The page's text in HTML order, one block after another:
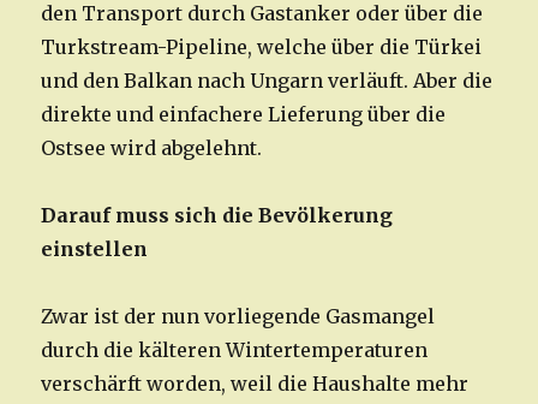
den Transport durch Gastanker oder über die
Turkstream-Pipeline, welche über die Türkei
und den Balkan nach Ungarn verläuft. Aber die
direkte und einfachere Lieferung über die
Ostsee wird abgelehnt.
Darauf muss sich die Bevölkerung
einstellen
Zwar ist der nun vorliegende Gasmangel
durch die kälteren Wintertemperaturen
verschärft worden, weil die Haushalte mehr